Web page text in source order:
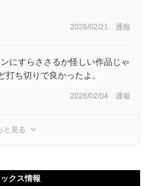
2026/02/21 通報
にすらささるか怪しい作品じゃ
打ち切りで良かったよ。
2026/02/04 通報
と見る
クス情報